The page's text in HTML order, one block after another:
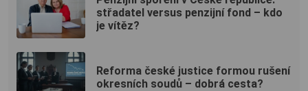
střadatel versus penzijní fond – kdo
je vítěz?
Reforma české justice formou rušení
okresních soudů – dobrá cesta?